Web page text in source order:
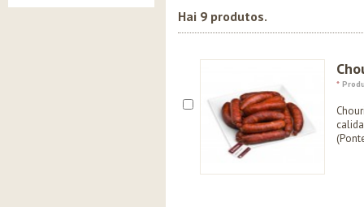
Hai 9 produtos.
*